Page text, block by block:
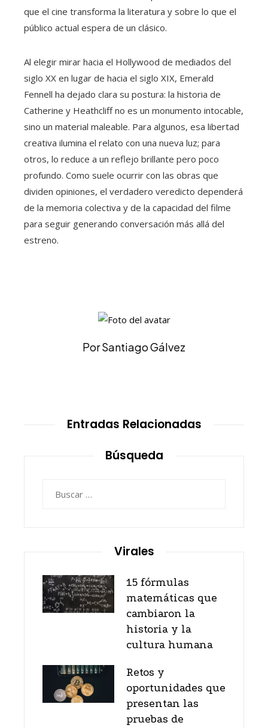
que el cine transforma la literatura y sobre lo que el
público actual espera de un clásico.
Al elegir mirar hacia el Hollywood de mediados del
siglo XX en lugar de hacia el siglo XIX, Emerald
Fennell ha dejado clara su postura: la historia de
Catherine y Heathcliff no es un monumento intocable,
sino un material maleable. Para algunos, esa libertad
creativa ilumina el relato con una nueva luz; para
otros, lo reduce a un reflejo brillante pero poco
profundo. Como suele ocurrir con las obras que
dividen opiniones, el verdadero veredicto dependerá
de la memoria colectiva y de la capacidad del filme
para seguir generando conversación más allá del
estreno.
Por Santiago Gálvez
Entradas Relacionadas
Búsqueda
Virales
15 fórmulas
matemáticas que
cambiaron la
historia y la
cultura humana
Retos y
oportunidades que
presentan las
pruebas de